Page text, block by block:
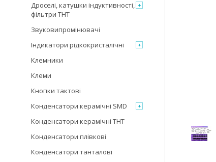
Дроселі, катушки індуктивності,
фільтри THT
Звуковипромінювачі
Індикатори рідкокристалічні
Клемники
Клеми
Кнопки тактові
Конденсатори керамічні SMD
Конденсатори керамічні THT
Конденсатори плівкові
Конденсатори танталові